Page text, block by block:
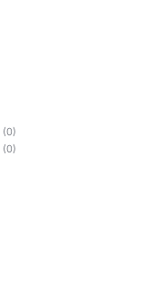
(0)
(0)